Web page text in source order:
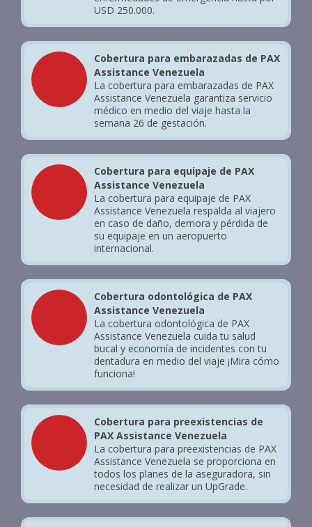
USD 250.000.
Cobertura para embarazadas de PAX
Assistance Venezuela
La cobertura para embarazadas de PAX
Assistance Venezuela garantiza servicio
médico en medio del viaje hasta la
semana 26 de gestación.
Cobertura para equipaje de PAX
Assistance Venezuela
La cobertura para equipaje de PAX
Assistance Venezuela respalda al viajero
en caso de daño, demora y pérdida de
su equipaje en un aeropuerto
internacional.
Cobertura odontológica de PAX
Assistance Venezuela
La cobertura odontológica de PAX
Assistance Venezuela cuida tu salud
bucal y economía de incidentes con tu
dentadura en medio del viaje ¡Mira cómo
funciona!
Cobertura para preexistencias de
PAX Assistance Venezuela
La cobertura para preexistencias de PAX
Assistance Venezuela se proporciona en
todos los planes de la aseguradora, sin
necesidad de realizar un UpGrade.